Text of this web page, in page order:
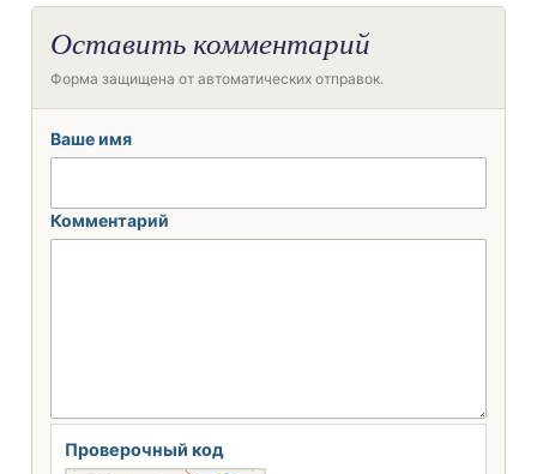
Оставить комментарий
Форма защищена от автоматических отправок.
Ваше имя
Комментарий
Проверочный код